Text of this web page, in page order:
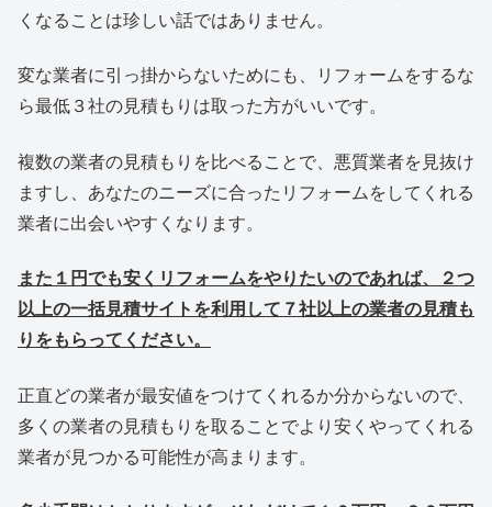
くなることは珍しい話ではありません。
変な業者に引っ掛からないためにも、リフォームをするな
ら最低３社の見積もりは取った方がいいです。
複数の業者の見積もりを比べることで、悪質業者を見抜け
ますし、あなたのニーズに合ったリフォームをしてくれる
業者に出会いやすくなります。
また１円でも安くリフォームをやりたいのであれば、２つ
以上の一括見積サイトを利用して７社以上の業者の見積も
りをもらってください。
正直どの業者が最安値をつけてくれるか分からないので、
多くの業者の見積もりを取ることでより安くやってくれる
業者が見つかる可能性が高まります。